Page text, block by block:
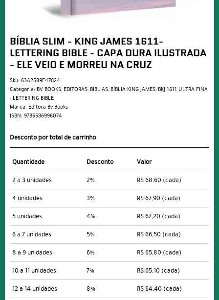
BÍBLIA SLIM - KING JAMES 1611-
LETTERING BIBLE - CAPA DURA ILUSTRADA
- ELE VEIO E MORREU NA CRUZ
Sku: 63A2589E47824
Categoria: BV BOOKS, EDITORAS, BÍBLIAS, BÍBLIA KING JAMES, BKJ 1611 ULTRA FINA
- LETTERING BIBLE
Marca: Editora Bv Books
ISBN: 9786586996074
Desconto por total de carrinho
Quantidade Desconto
Valor
2 a 3 unidades
2% R$ 68,60 (cada)
4 unidades
3% R$ 67,90 (cada)
5 unidades
4% R$ 67,20 (cada)
6 a 7 unidades
5% R$ 66,50 (cada)
8 a 9 unidades
6% R$ 65,80 (cada)
10 a 11 unidades
7% R$ 65,10 (cada)
12 a 14 unidades
8% R$ 64,40 (cada)